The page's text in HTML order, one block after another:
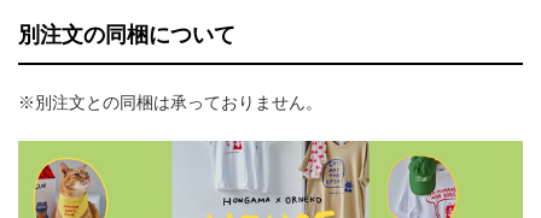
別注文の同梱について
※別注文との同梱は承っておりません。